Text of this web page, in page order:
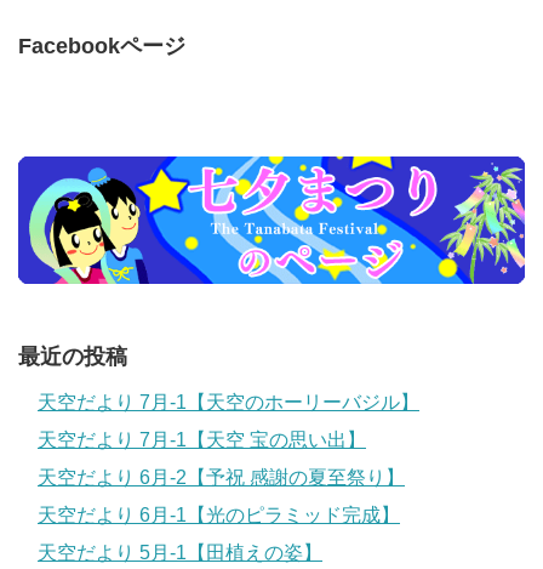
Facebookページ
最近の投稿
天空だより 7月-1【天空のホーリーバジル】
天空だより 7月-1【天空 宝の思い出】
天空だより 6月-2【予祝 感謝の夏至祭り】
天空だより 6月-1【光のピラミッド完成】
天空だより 5月-1【田植えの姿】